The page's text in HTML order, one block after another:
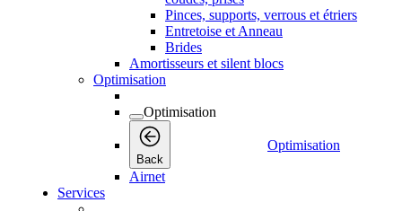
Pinces, supports, verrous et étriers
Entretoise et Anneau
Brides
Amortisseurs et silent blocs
Optimisation
Optimisation
Back
Optimisation
Airnet
Services